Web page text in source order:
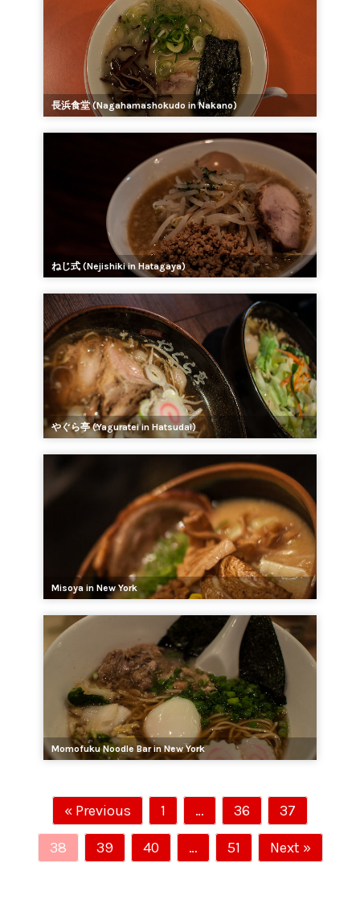
長浜食堂 (Nagahamashokudo in Nakano)
ねじ式 (Nejishiki in Hatagaya)
やぐら亭 (Yaguratei in Hatsudai)
Misoya in New York
Momofuku Noodle Bar in New York
« Previous 1 … 36 37
38 39 40 … 51 Next »